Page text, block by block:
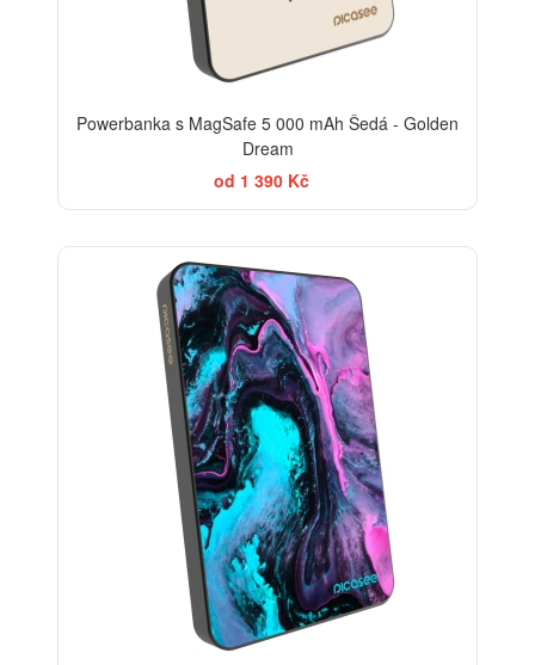
Powerbanka s MagSafe 5 000 mAh Šedá - Golden
Dream
od 1 390 Kč